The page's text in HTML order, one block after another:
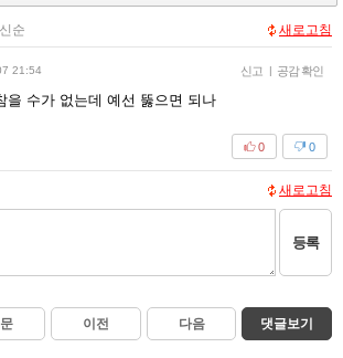
순 새로고침
21:54 신고 | 공감 확인
을 수가 없는데 예선 뚫으면 되나
0
0
새로고침
등록
이전 다음 댓글보기